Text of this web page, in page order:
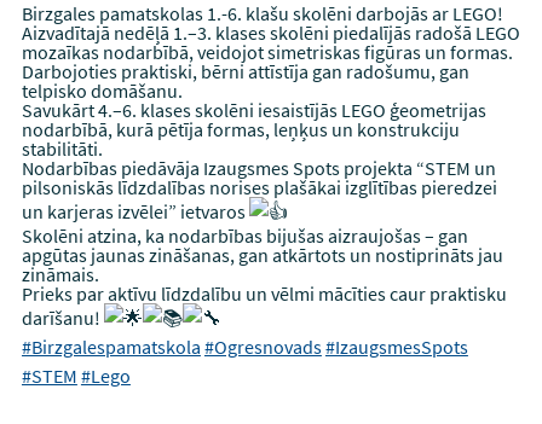
Birzgales pamatskolas 1.-6. klašu skolēni darbojās ar LEGO!
Aizvadītajā nedēļā 1.–3. klases skolēni piedalījās radošā LEGO
mozaīkas nodarbībā, veidojot simetriskas figūras un formas.
Darbojoties praktiski, bērni attīstīja gan radošumu, gan
telpisko domāšanu.
Savukārt 4.–6. klases skolēni iesaistījās LEGO ģeometrijas
nodarbībā, kurā pētīja formas, leņķus un konstrukciju
stabilitāti.
Nodarbības piedāvāja Izaugsmes Spots projekta “STEM un
pilsoniskās līdzdalības norises plašākai izglītības pieredzei
un karjeras izvēlei” ietvaros
Skolēni atzina, ka nodarbības bijušas aizraujošas – gan
apgūtas jaunas zināšanas, gan atkārtots un nostiprināts jau
zināmais.
Prieks par aktīvu līdzdalību un vēlmi mācīties caur praktisku
darīšanu!
#Birzgalespamatskola #Ogresnovads#IzaugsmesSpots
#STEM #Lego